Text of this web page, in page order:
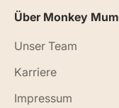
Über Monkey Mum
Unser Team
Karriere
Impressum